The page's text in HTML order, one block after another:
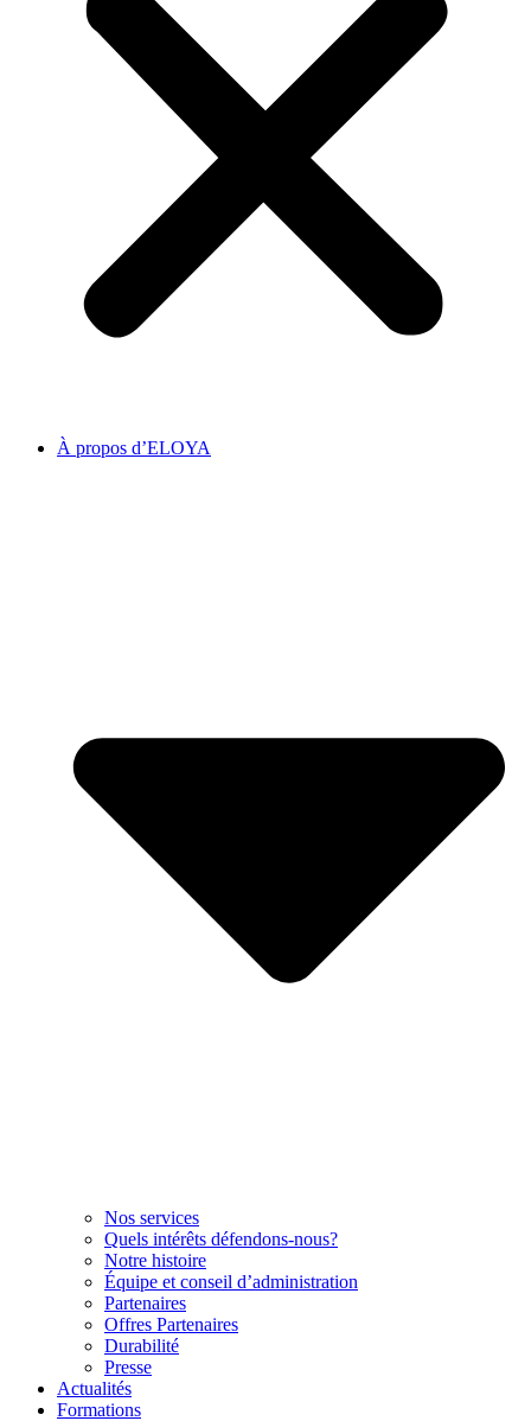
À propos d’ELOYA
Nos services
Quels intérêts défendons-nous?
Notre histoire
Équipe et conseil d’administration
Partenaires
Offres Partenaires
Durabilité
Presse
Actualités
Formations